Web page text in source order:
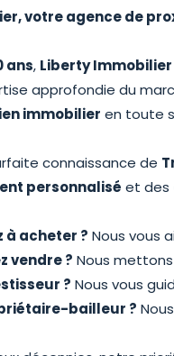
votre agence de
ans, Liberty Immobilier
approfondie du
immobilier en toute
connaissance de
personnalisé et des
à acheter ? Nous vous
vendre ? Nous
? Nous vous
bailleur ?